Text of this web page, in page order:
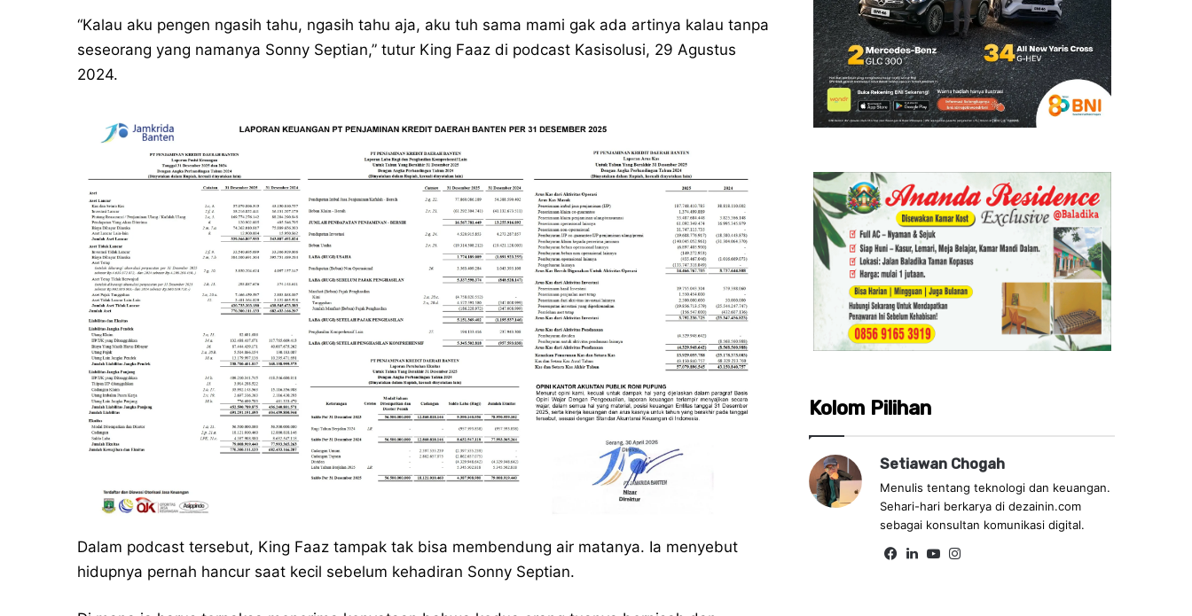
“Kalau aku pengen ngasih tahu, ngasih tahu aja, aku tuh sama mami gak ada artinya kalau tanpa
seseorang yang namanya Sonny Septian,” tutur King Faaz di podcast Kasisolusi, 29 Agustus
2024.
Dalam podcast tersebut, King Faaz tampak tak bisa membendung air matanya. Ia menyebut
hidupnya pernah hancur saat kecil sebelum kehadiran Sonny Septian.
Kolom Pilihan
Setiawan Chogah
Menulis tentang teknologi dan keuangan.
Sehari-hari berkarya di dezainin.com
sebagai konsultan komunikasi digital.
Fa Lin Yo